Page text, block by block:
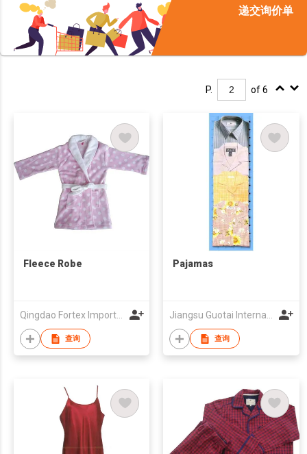
递交询价单
P. of 6
Fleece Robe
Qingdao Fortex Import And Export Co., Ltd.
查询
Pajamas
查询